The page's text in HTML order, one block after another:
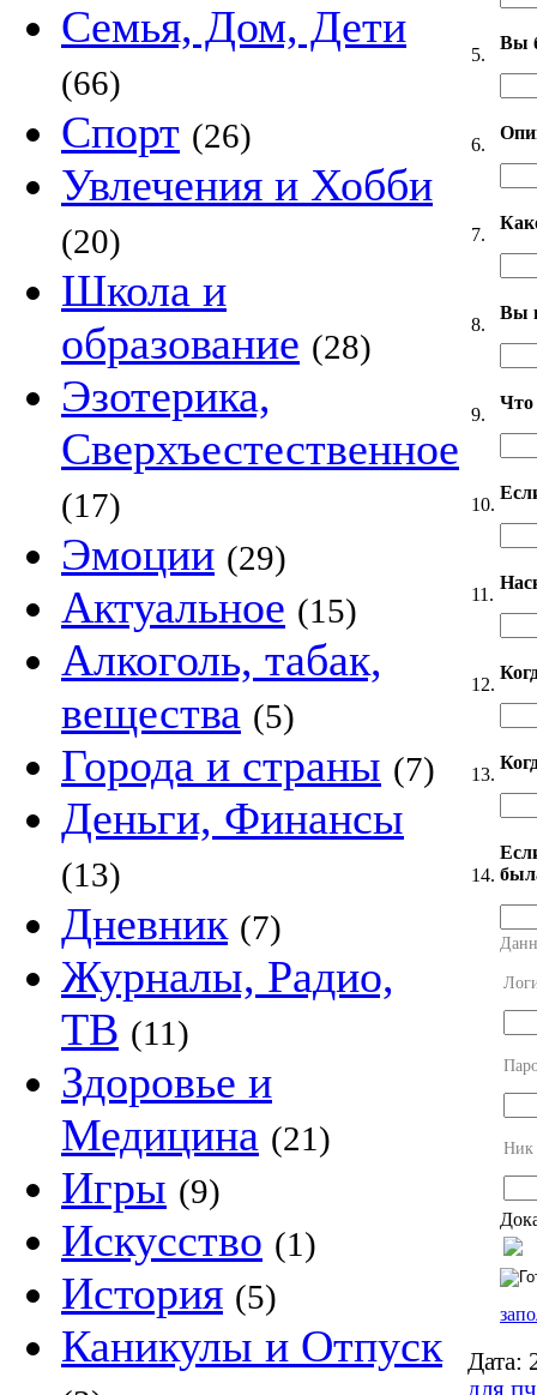
Семья, Дом, Дети
(66)
Спорт (26)
Увлечения и Хобби
(20)
Школа и
образование (28)
Эзотерика,
Сверхъестественное
(17)
Эмоции (29)
Актуальное (15)
Алкоголь, табак,
вещества (5)
Города и страны (7)
Деньги, Финансы
(13)
Дневник (7)
Журналы, Радио,
ТВ (11)
Здоровье и
Медицина (21)
Игры (9)
Искусство (1)
История (5)
Каникулы и Отпуск
5.
Вы
6.
7.
8.
Вы
9.
Что
10.
11.
12.
13.
14.
Ник
Дата:
для пч